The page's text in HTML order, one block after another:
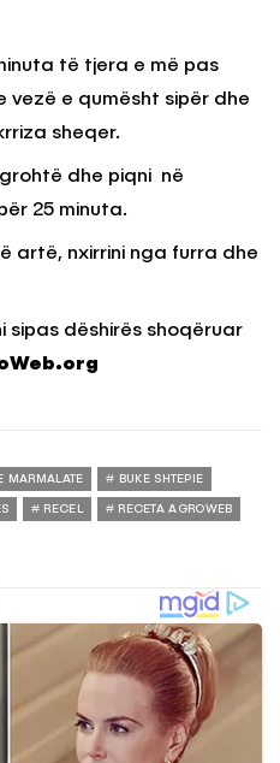
të tjera e më pas
vezë e qumësht sipër dhe
sheqer.
dhe piqni në
25 minuta.
artë, nxirrini nga furra dhe
sipas dëshirës shoqëruar
MARMALATE BUKE SHTEPIE
RECEL RECETA AGROWEB